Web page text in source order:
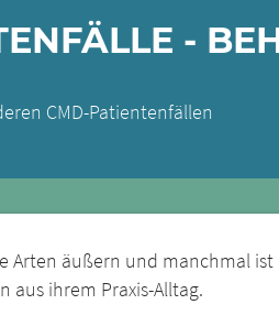
-
CMD-Patientenfällen
äußern und manchmal
aus ihrem Praxis-Alltag.